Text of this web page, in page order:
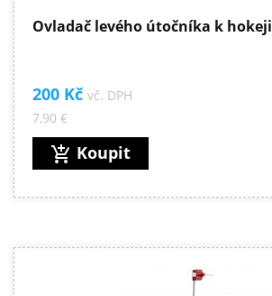
Ovladač levého útočníka k hokeji
200 Kč vč. DPH
7,90 €
add_shopping_cart Koupit